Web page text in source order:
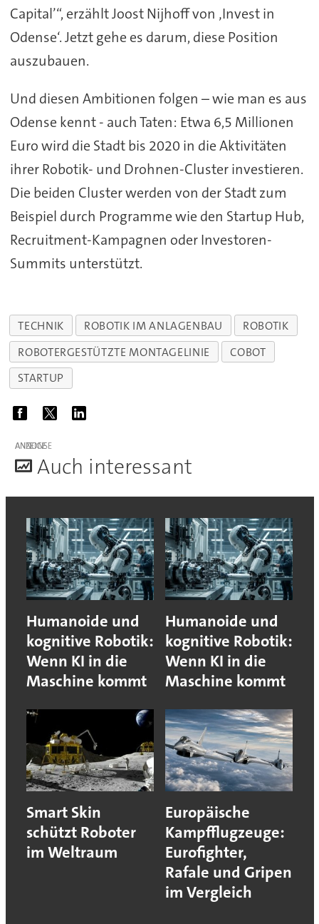
Capital’“, erzählt Joost Nijhoff von ‚Invest in
Odense‘. Jetzt gehe es darum, diese Position
auszubauen.
Und diesen Ambitionen folgen – wie man es aus
Odense kennt - auch Taten: Etwa 6,5 Millionen
Euro wird die Stadt bis 2020 in die Aktivitäten
ihrer Robotik- und Drohnen-Cluster investieren.
Die beiden Cluster werden von der Stadt zum
Beispiel durch Programme wie den Startup Hub,
Recruitment-Kampagnen oder Investoren-
Summits unterstützt.
TECHNIK ROBOTIK IM ANLAGENBAU
ROBOTIK
ROBOTERGESTÜTZTE MONTAGELINIE
COBOT
STARTUP
ANZEIGE
Auch interessant
Humanoide und
kognitive Robotik:
Wenn KI in die
Maschine kommt
Humanoide und
kognitive Robotik:
Wenn KI in die
Maschine kommt
Smart Skin
schützt Roboter
im Weltraum
Europäische
Kampfflugzeuge:
Eurofighter,
Rafale und Gripen
im Vergleich